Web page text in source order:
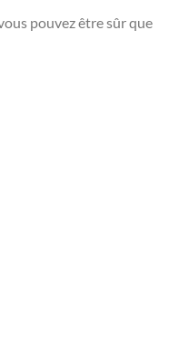
pouvez être sûr que